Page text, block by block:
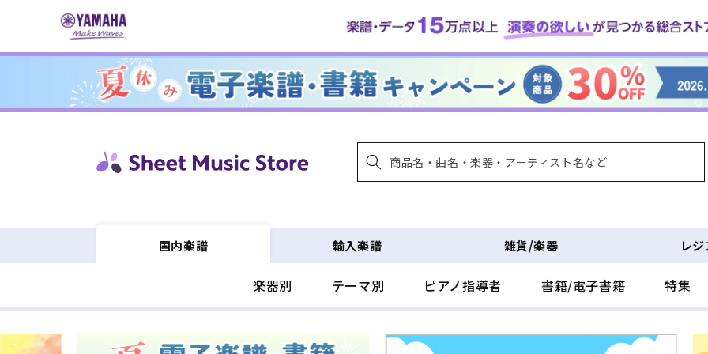
ンツに
国内楽譜
楽器別 テーマ別 ピアノ指導者 書籍/電子書籍 特集
輸入楽譜 雑貨/楽器 レ